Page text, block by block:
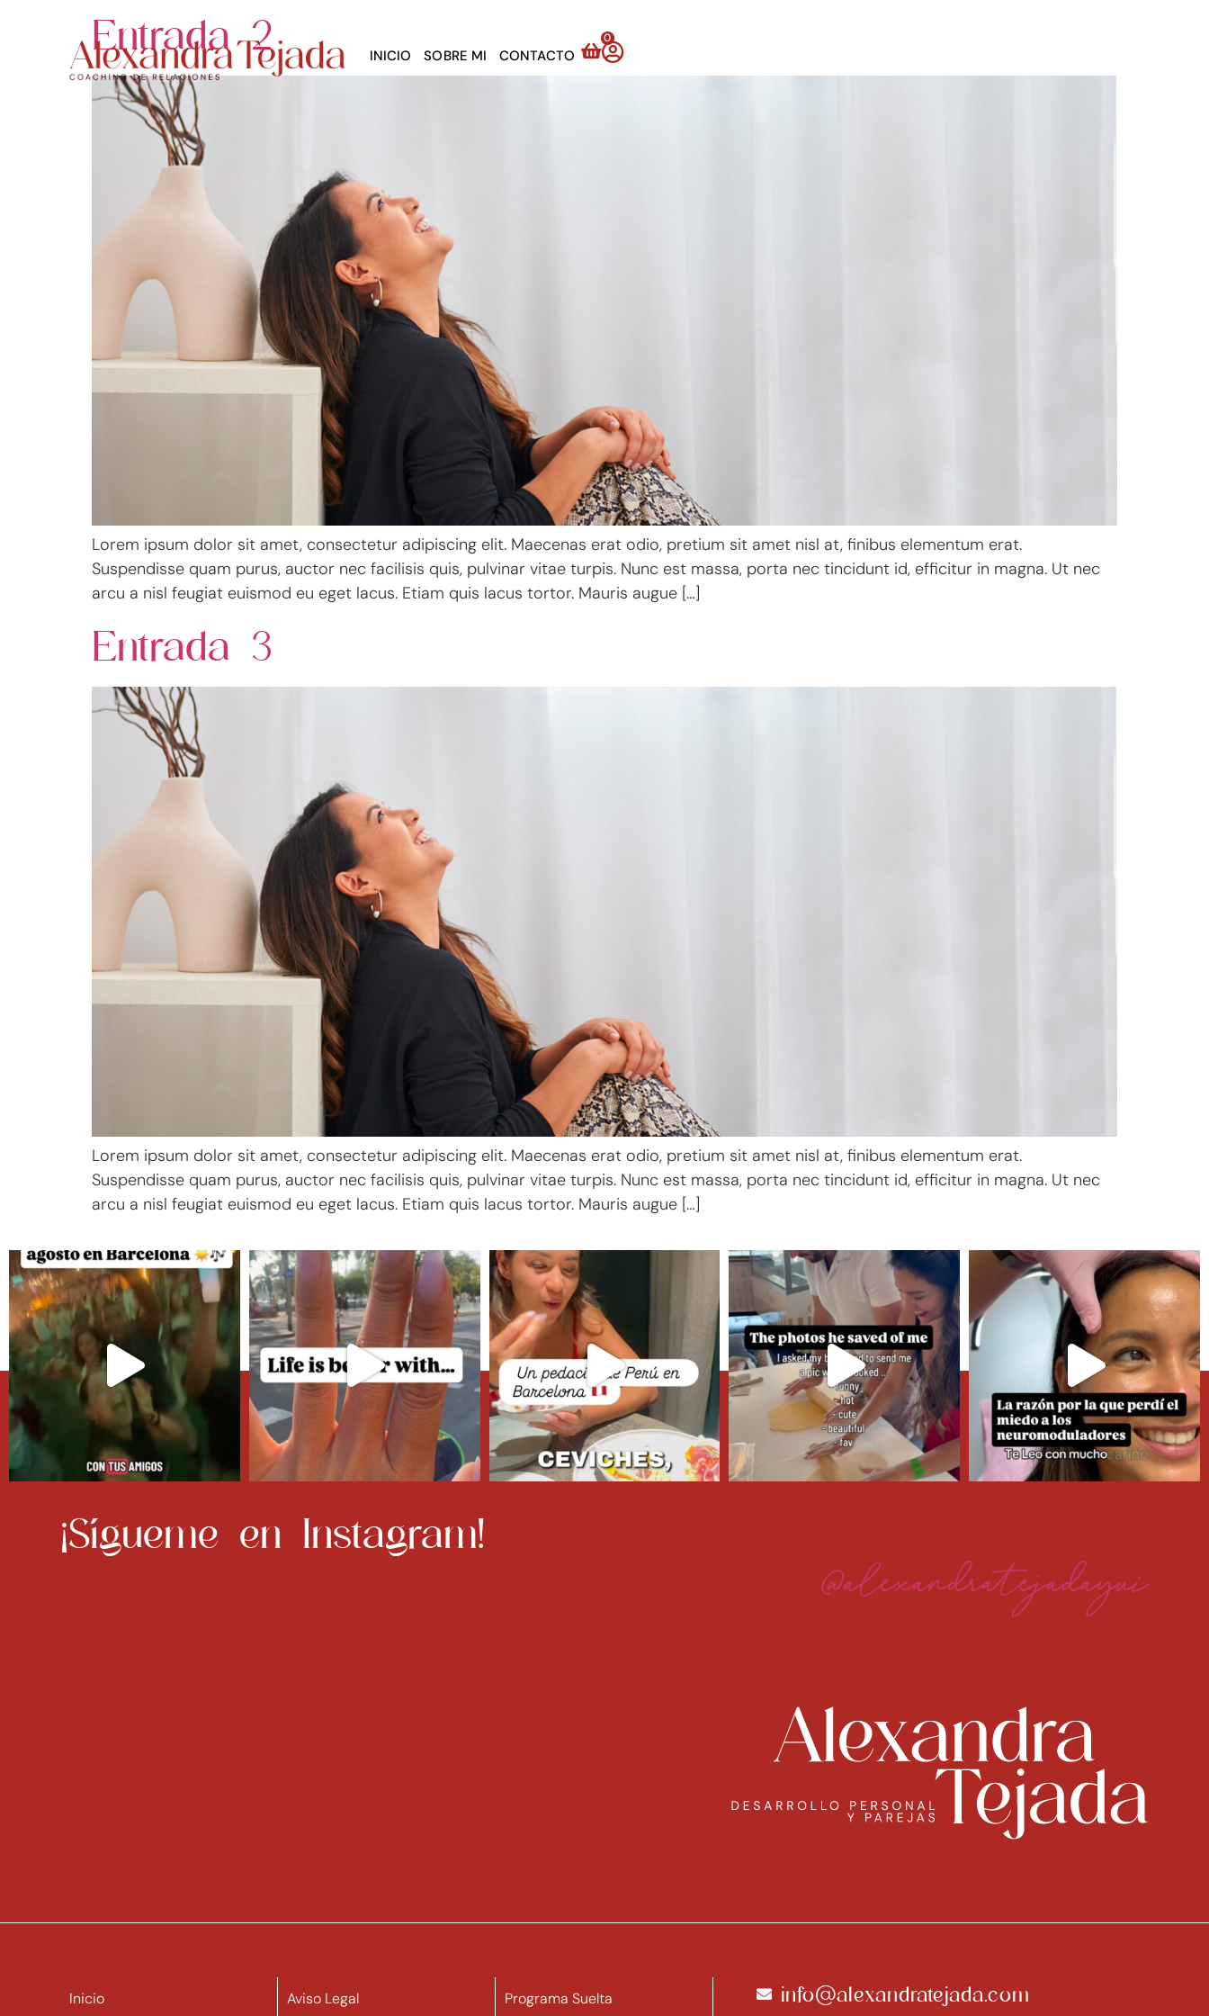
INICIO SOBRE MI CONTACTO
0
Entrada 2
Lorem ipsum dolor sit amet, consectetur adipiscing elit. Maecenas erat odio, pretium sit amet nisl at, finibus elementum erat.
Suspendisse quam purus, auctor nec facilisis quis, pulvinar vitae turpis. Nunc est massa, porta nec tincidunt id, efficitur in magna. Ut nec
arcu a nisl feugiat euismod eu eget lacus. Etiam quis lacus tortor. Mauris augue […]
Entrada 3
Lorem ipsum dolor sit amet, consectetur adipiscing elit. Maecenas erat odio, pretium sit amet nisl at, finibus elementum erat.
Suspendisse quam purus, auctor nec facilisis quis, pulvinar vitae turpis. Nunc est massa, porta nec tincidunt id, efficitur in magna. Ut nec
arcu a nisl feugiat euismod eu eget lacus. Etiam quis lacus tortor. Mauris augue […]
¡Sígueme en Instagram!​ @alexandratejadayui
Inicio
Aviso Legal
Programa Suelta
info@alexandratejada.com